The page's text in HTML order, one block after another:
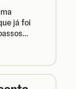
já foi